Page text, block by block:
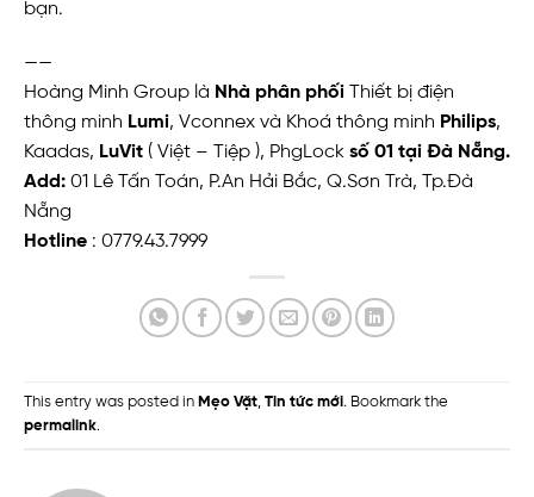
bạn.
——
Hoàng Minh Group là Nhà phân phối Thiết bị điện
thông minh Lumi, Vconnex và Khoá thông minh Philips,
Kaadas, LuVit ( Việt – Tiệp ), PhgLock số 01 tại Đà Nẵng.
Add: 01 Lê Tấn Toán, P.An Hải Bắc, Q.Sơn Trà, Tp.Đà
Nẵng
Hotline : 0779.43.7999
This entry was posted in Mẹo Vặt, Tin tức mới. Bookmark the
permalink.